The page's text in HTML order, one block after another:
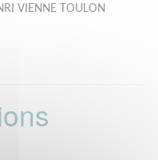
VIENNE TOULON